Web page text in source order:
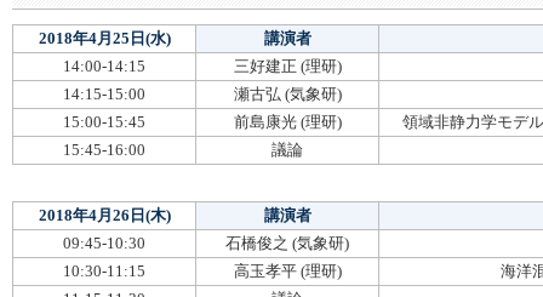
2018年4月25日(水)
講演者
14:00-14:15
三好建正 (理研)
14:15-15:00
瀬古弘 (気象研)
15:00-15:45
前島康光 (理研)
領域非静力学モデ
15:45-16:00
議論
2018年4月26日(木)
講演者
09:45-10:30
石橋俊之 (気象研)
10:30-11:15
高玉孝平 (理研)
海洋